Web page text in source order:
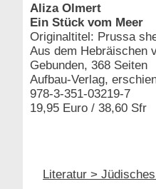
Aliza Olmert
Ein Stück vom Meer
Originaltitel: Prussa
Aus dem Hebräischen
Gebunden, 368 Seiten
Aufbau-Verlag,
978-3-351-03219-7
19,95 Euro / 38,60 Sfr
Literatur >